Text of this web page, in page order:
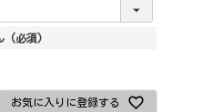
(必須)
お気に入りに登録する